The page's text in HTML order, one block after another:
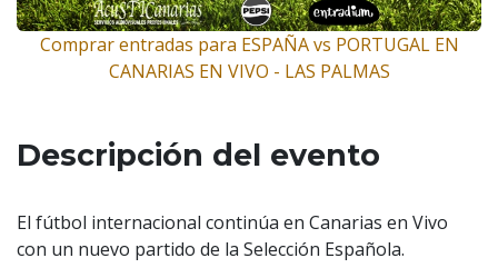
Comprar entradas para ESPAÑA vs PORTUGAL EN
CANARIAS EN VIVO - LAS PALMAS
Descripción del evento
El fútbol internacional continúa en Canarias en Vivo
con un nuevo partido de la Selección Española.